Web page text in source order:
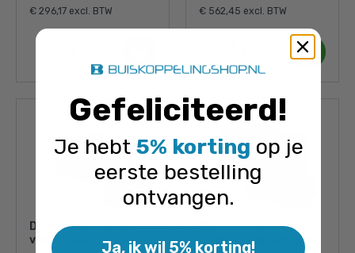
€ 296,17 excl. BTW € 562,45 excl. BTW
Doos Kruisstuk in 1
vlak - zwart-D / 42,4
Doos T-stuk met zij-
uitgang - zwart-D /
Gefeliciteerd!
Je hebt 5% korting op je
eerste bestelling
ontvangen.
Ja, ik wil 5% korting!